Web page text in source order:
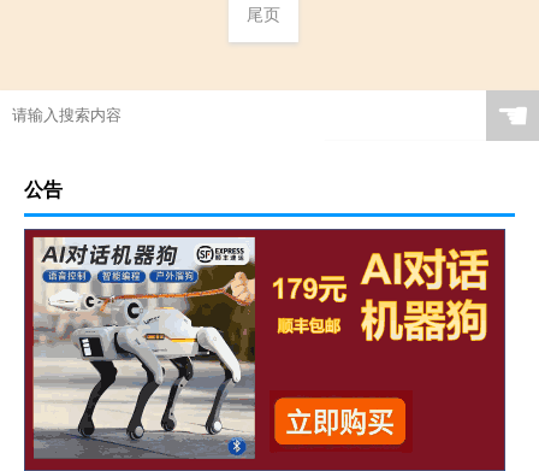
尾页
☚
公告